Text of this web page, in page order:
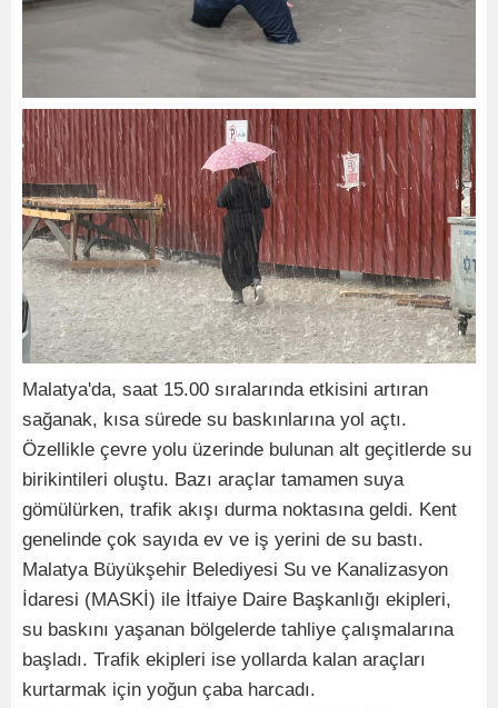
Malatya'da, saat 15.00 sıralarında etkisini artıran
sağanak, kısa sürede su baskınlarına yol açtı.
Özellikle çevre yolu üzerinde bulunan alt geçitlerde su
birikintileri oluştu. Bazı araçlar tamamen suya
gömülürken, trafik akışı durma noktasına geldi. Kent
genelinde çok sayıda ev ve iş yerini de su bastı.
Malatya Büyükşehir Belediyesi Su ve Kanalizasyon
İdaresi (MASKİ) ile İtfaiye Daire Başkanlığı ekipleri,
su baskını yaşanan bölgelerde tahliye çalışmalarına
başladı. Trafik ekipleri ise yollarda kalan araçları
kurtarmak için yoğun çaba harcadı.